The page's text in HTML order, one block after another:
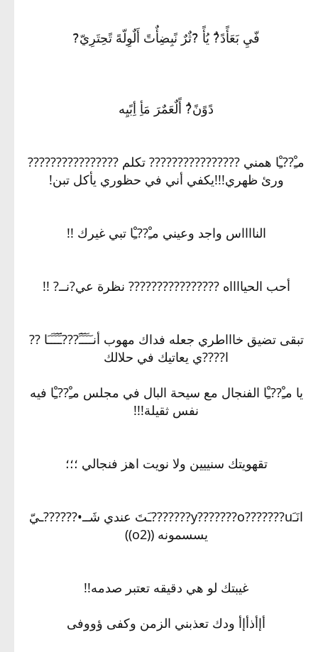
فّيِ بَعَأًدً?ٌ يُأً ?َثٌرٌ نًبِضِأٌتً أَلٌوِلّهً تًحِتَرِيّ?َ
دًوًنً?ُ أًلٌعَمٌرَ مَأِ أِبًيِه
مـِْ??ـِْا همني ????‏?‏?‏??‏??‏?‏?‏??‏?? تكلم ????‏?‏?‏??‏??‏?‏?‏??‏??
ورئ ظهري!!!يكفي أني في حظوري يأكل تبن!
النااااس واجد وعيني مـِْ??ـِْا تبي غيرك !!
أحب الحيااااه ????‏?‏?‏??‏??‏?‏?‏??‏?? نظرة عي?نــ? !!
تبقى تضيق خاااطري جعله فداك مهوب أنـَـََـَََـََََ???ـََََـَََـََـَا ??
ا????ي يعاتيك في حلالك
يا مـِْ??ـِْا الفنجال مع سيحة البال في مجلس مـِْ??ـِْا فيه
نفس ثقيلة!!!
تقهويتك سنييين ولا نويت اهز فنجالي ؛؛؛
انَـَy???????o???????u???????ـَتَ عندي شَــ•??????ـيّ
يسسمونه ((o2))
غيبتك لو هي دقيقه تعتبر صدمه!!
أإأذأإأ ودك تعذبني الزمن وكفى ؤووفى